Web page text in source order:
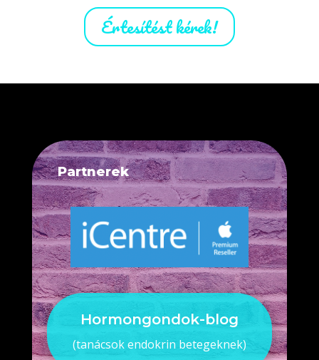
Értesítést kérek!
Partnerek
Hormongondok-blog
(tanácsok endokrin betegeknek)